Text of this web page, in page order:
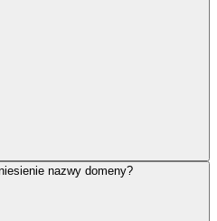
nazwy domeny?